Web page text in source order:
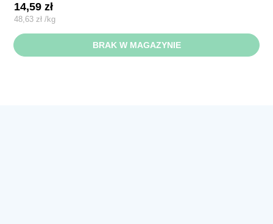
14,59zł
48,63zł /kg
BRAK W MAGAZYNIE